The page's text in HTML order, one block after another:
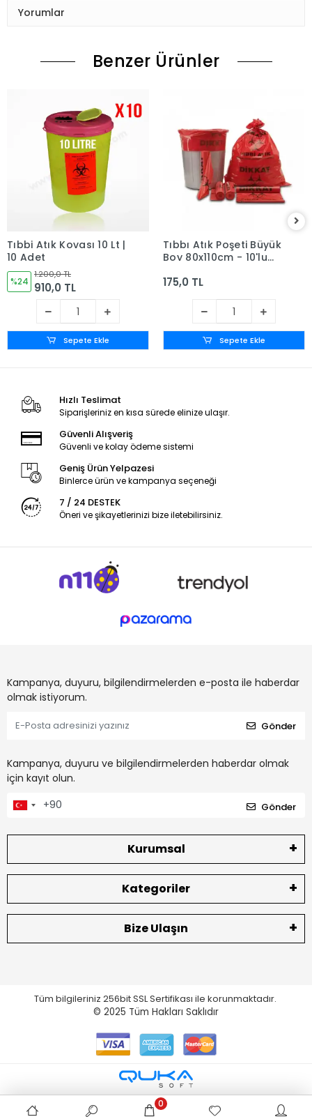
Yorumlar
Benzer Ürünler
Tıbbi Atık Kovası 10 Lt |
10 Adet
%24
1.200,0 TL
910,0 TL
Sepete Ekle
Tıbbı Atık Poşeti Büyük
Boy 80x110cm - 10'lu
175,0 TL
Sepete Ekle
Hızlı Teslimat
Siparişleriniz en kısa sürede elinize ulaşır.
Güvenli Alışveriş
Güvenli ve kolay ödeme sistemi
Geniş Ürün Yelpazesi
Binlerce ürün ve kampanya seçeneği
7 / 24 DESTEK
Öneri ve şikayetlerinizi bize iletebilirsiniz.
Kampanya, duyuru, bilgilendirmelerden e-posta ile haberdar
olmak istiyorum.
Gönder
Kampanya, duyuru ve bilgilendirmelerden haberdar olmak
için kayıt olun.
Gönder
Kurumsal
Kategoriler
Bize Ulaşın
Tüm bilgileriniz 256bit SSL Sertifikası ile korunmaktadır.
© 2025 Tüm Hakları Saklıdır
0